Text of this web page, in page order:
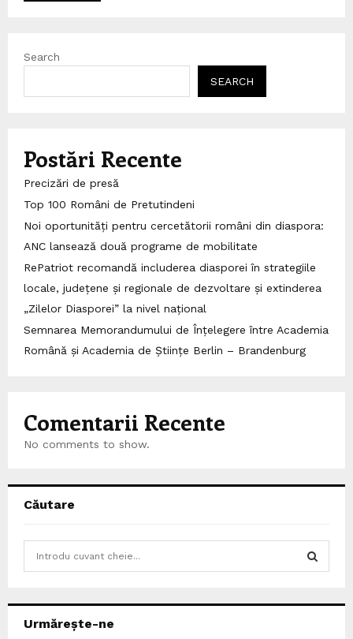
Search
SEARCH
Postări Recente
Precizări de presă
Top 100 Români de Pretutindeni
Noi oportunități pentru cercetătorii români din diaspora:
ANC lansează două programe de mobilitate
RePatriot recomandă includerea diasporei în strategiile
locale, județene și regionale de dezvoltare și extinderea
„Zilelor Diasporei” la nivel național
Semnarea Memorandumului de Înțelegere între Academia
Română și Academia de Științe Berlin – Brandenburg
Comentarii Recente
No comments to show.
Căutare
h
Urmărește-ne